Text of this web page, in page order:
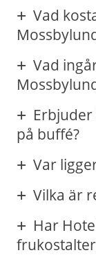
Vad
Vad
på buffé?
Var
Vilka är
Har